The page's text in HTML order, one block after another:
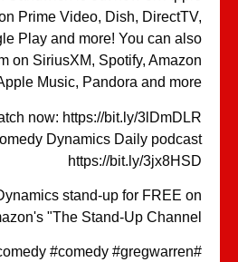
Amazon Prime Video, Dish,
Google Play and more! You can
album on SiriusXM, Spotify,
Apple Music, Pandora and
Watch now: https://bit.ly/
the Comedy Dynamics Daily
https://bit.ly/
Dynamics stand-up for FREE
Amazon's "The Stand-Up